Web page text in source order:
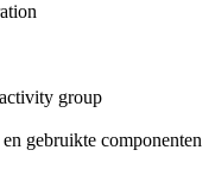
group
gebruikte componenten